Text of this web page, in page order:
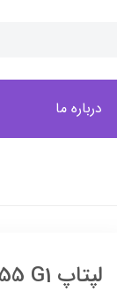
درباره ما
لپتاپ HP Probook 455 G1